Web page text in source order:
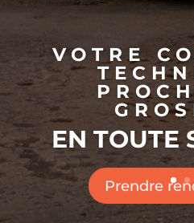
VOTRE
EN TOUTE
Prendre